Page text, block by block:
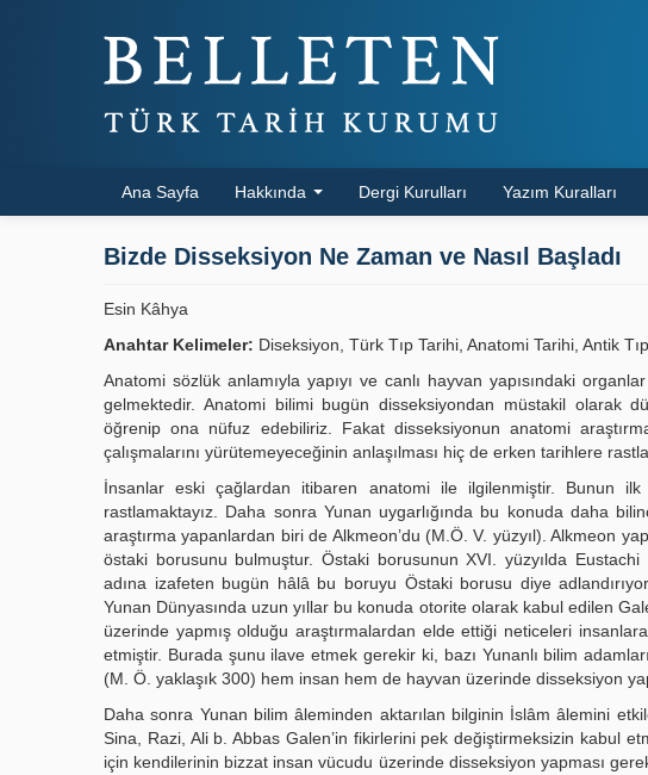
Ana Sayfa Hakkında Dergi Kurulları Yazım Kuralları
Bizde Disseksiyon Ne Zaman ve Nasıl Başladı
Esin Kâhya
Anahtar Kelimeler: Diseksiyon, Türk Tıp Tarihi, Anatomi Tarihi, Antik Tıp
Anatomi sözlük anlamıyla yapıyı ve canlı hayvan yapısındaki
gelmektedir. Anatomi bilimi bugün disseksiyondan müstakil olarak
öğrenip ona nüfuz edebiliriz. Fakat disseksiyonun anatomi
çalışmalarını yürütemeyeceğinin anlaşılması hiç de erken tarihlere
İnsanlar eski çağlardan itibaren anatomi ile ilgilenmiştir. Bunun ilk
rastlamaktayız. Daha sonra Yunan uygarlığında bu konuda daha
araştırma yapanlardan biri de Alkmeon’du (M.Ö. V. yüzyıl). Alkmeon
östaki borusunu bulmuştur. Östaki borusunun XVI. yüzyılda
adına izafeten bugün hâlâ bu boruyu Östaki borusu diye
Yunan Dünyasında uzun yıllar bu konuda otorite olarak kabul edilen
üzerinde yapmış olduğu araştırmalardan elde ettiği neticeleri
etmiştir. Burada şunu ilave etmek gerekir ki, bazı Yunanlı bilim
(M. Ö. yaklaşık 300) hem insan hem de hayvan üzerinde disseksiyon
Daha sonra Yunan bilim âleminden aktarılan bilginin İslâm âlemini
Sina, Razi, Ali b. Abbas Galen’in fikirlerini pek değiştirmeksizin kabul
için kendilerinin bizzat insan vücudu üzerinde disseksiyon yapması